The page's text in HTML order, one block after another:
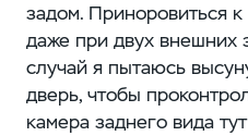
задом. Приноровиться
даже при двух внешних
случай я пытаюсь
дверь, чтобы
камера заднего вида